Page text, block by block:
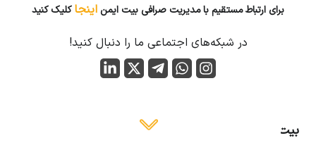
برای ارتباط مستقیم با مدیریت صرافی بیت ایمن اینجاکلیک کنید
در شبکه‌های اجتماعی ما را دنبال کنید!
بیت ایمن